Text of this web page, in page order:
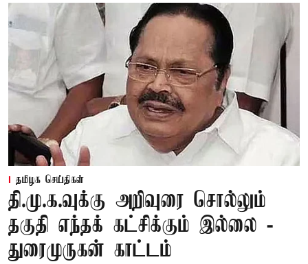
தமிழக செய்திகள்
தி.மு.க.வுக்கு அறிவுரை சொல்லும்
தகுதி எந்தக் கட்சிக்கும் இல்லை -
துரைமுருகன் காட்டம்